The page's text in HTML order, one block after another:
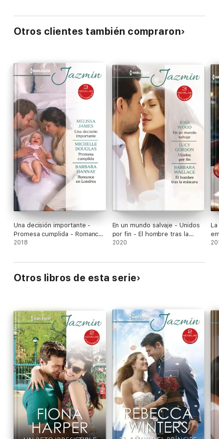
Otros clientes también compraron
Una decisión importante -
Promesa cumplida - Romance
en londres
2018
En un mundo salvaje - Unidos
por fin - El hombre tras la
máscara
2020
Otros libros de esta serie